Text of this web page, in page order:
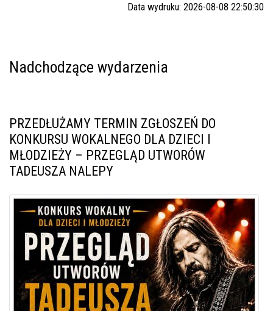
Data wydruku: 2026-08-08 22:50:30
Nadchodzące wydarzenia
PRZEDŁUŻAMY TERMIN ZGŁOSZEŃ DO
KONKURSU WOKALNEGO DLA DZIECI I
MŁODZIEŻY – PRZEGLĄD UTWORÓW
TADEUSZA NALEPY